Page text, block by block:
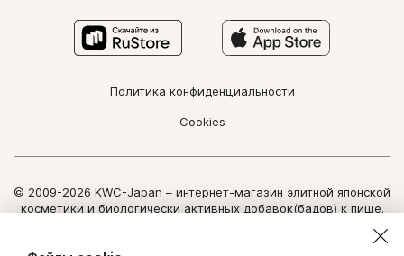
Политика конфиденциальности
Cookies
© 2009-2026 KWC-Japan – интернет-магазин элитной японской
косметики и биологически активных добавок(бадов) к пище.
Использование информации сайта возможно только по